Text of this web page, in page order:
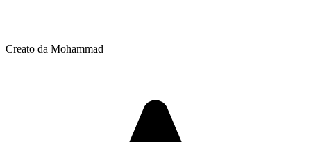
Creato da Mohammad